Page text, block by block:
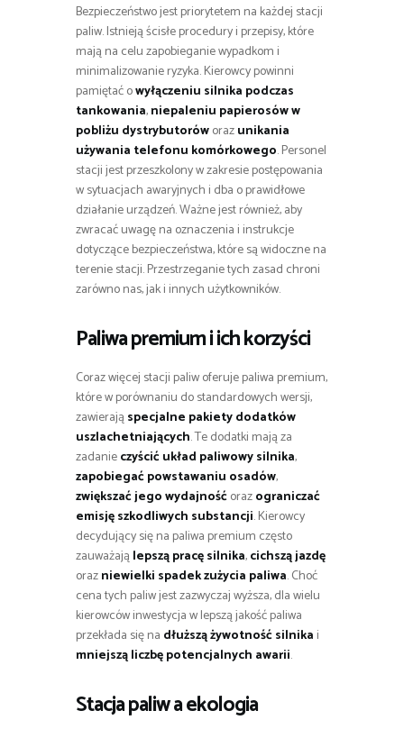
Bezpieczeństwo jest priorytetem na każdej stacji
paliw. Istnieją ścisłe procedury i przepisy, które
mają na celu zapobieganie wypadkom i
minimalizowanie ryzyka. Kierowcy powinni
pamiętać owyłączeniu silnika podczas
tankowania,niepaleniu papierosów w
pobliżu dystrybutoróworazunikania
używania telefonu komórkowego. Personel
stacji jest przeszkolony w zakresie postępowania
w sytuacjach awaryjnych i dba o prawidłowe
działanie urządzeń. Ważne jest również, aby
zwracać uwagę na oznaczenia i instrukcje
dotyczące bezpieczeństwa, które są widoczne na
terenie stacji. Przestrzeganie tych zasad chroni
zarówno nas, jak i innych użytkowników.
Paliwa premium i ich korzyści
Coraz więcej stacji paliw oferuje paliwa premium,
które w porównaniu do standardowych wersji,
zawierająspecjalne pakiety dodatków
uszlachetniających. Te dodatki mają za
zadanieczyścić układ paliwowy silnika,
zapobiegać powstawaniu osadów,
zwiększać jego wydajnośćorazograniczać
emisję szkodliwych substancji. Kierowcy
decydujący się na paliwa premium często
zauważająlepszą pracę silnika,cichszą jazdę
orazniewielki spadek zużycia paliwa. Choć
cena tych paliw jest zazwyczaj wyższa, dla wielu
kierowców inwestycja w lepszą jakość paliwa
przekłada się na dłuższą żywotność silnika i
mniejszą liczbę potencjalnych awarii.
Stacja paliw a ekologia